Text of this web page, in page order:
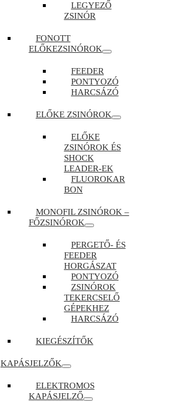
LEGYEZŐ
ZSINÓR
FONOTT
ELŐKEZSINÓROK
FEEDER
PONTYOZÓ
HARCSÁZÓ
ELŐKE ZSINÓROK
ELŐKE
ZSINÓROK ÉS
SHOCK
LEADER-EK
FLUOROKAR
BON
MONOFIL ZSINÓROK –
FŐZSINÓROK
PERGETŐ- ÉS
FEEDER
HORGÁSZAT
PONTYOZÓ
ZSINÓROK
TEKERCSELŐ
GÉPEKHEZ
HARCSÁZÓ
KIEGÉSZÍTŐK
KAPÁSJELZŐK
ELEKTROMOS
KAPÁSJELZŐ